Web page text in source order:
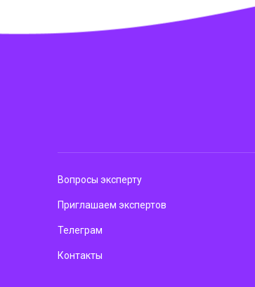
Вопросы эксперту
Приглашаем экспертов
Телеграм
Контакты